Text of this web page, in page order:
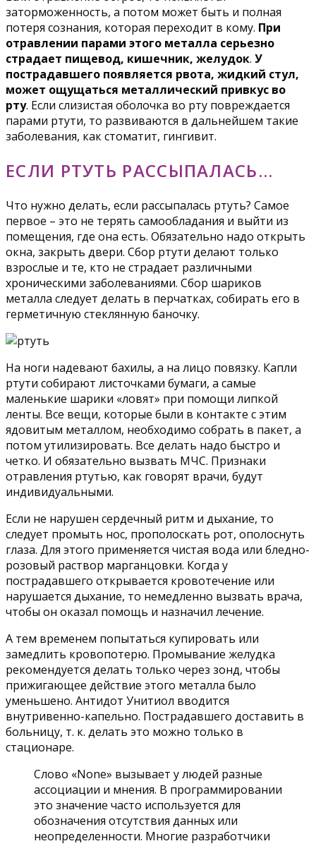
заторможенность, а потом может быть и полная
потеря сознания, которая переходит в кому. При
отравлении парами этого металла серьезно
страдает пищевод, кишечник, желудок. У
пострадавшего появляется рвота, жидкий стул,
может ощущаться металлический привкус во
рту. Если слизистая оболочка во рту повреждается
парами ртути, то развиваются в дальнейшем такие
заболевания, как стоматит, гингивит.
ЕСЛИ РТУТЬ РАССЫПАЛАСЬ…
Что нужно делать, если рассыпалась ртуть? Самое
первое – это не терять самообладания и выйти из
помещения, где она есть. Обязательно надо открыть
окна, закрыть двери. Сбор ртути делают только
взрослые и те, кто не страдает различными
хроническими заболеваниями. Сбор шариков
металла следует делать в перчатках, собирать его в
герметичную стеклянную баночку.
На ноги надевают бахилы, а на лицо повязку. Капли
ртути собирают листочками бумаги, а самые
маленькие шарики «ловят» при помощи липкой
ленты. Все вещи, которые были в контакте с этим
ядовитым металлом, необходимо собрать в пакет, а
потом утилизировать. Все делать надо быстро и
четко. И обязательно вызвать МЧС. Признаки
отравления ртутью, как говорят врачи, будут
индивидуальными.
Если не нарушен сердечный ритм и дыхание, то
следует промыть нос, прополоскать рот, ополоснуть
глаза. Для этого применяется чистая вода или бледно-
розовый раствор марганцовки. Когда у
пострадавшего открывается кровотечение или
нарушается дыхание, то немедленно вызвать врача,
чтобы он оказал помощь и назначил лечение.
А тем временем попытаться купировать или
замедлить кровопотерю. Промывание желудка
рекомендуется делать только через зонд, чтобы
прижигающее действие этого металла было
уменьшено. Антидот Унитиол вводится
внутривенно-капельно. Пострадавшего доставить в
больницу, т. к. делать это можно только в
стационаре.
Слово «None» вызывает у людей разные
ассоциации и мнения. В программировании
это значение часто используется для
обозначения отсутствия данных или
неопределенности. Многие разработчики